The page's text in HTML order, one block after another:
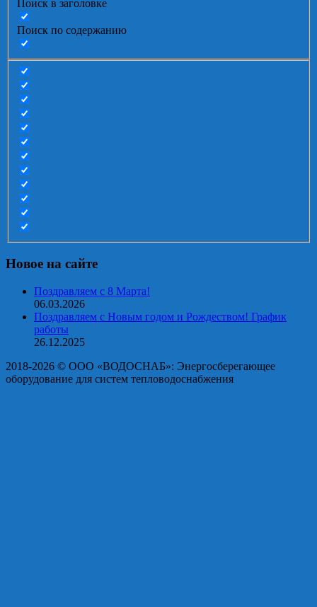
Поиск в заголовке
Поиск по содержанию
Новое на сайте
Поздравляем с 8 Марта!
06.03.2026
Поздравляем с Новым годом и Рождеством! График
работы
26.12.2025
2018-2026 © OOO «ВОДОСНАБ»: Энергосберегающее
оборудование для систем тепловодоснабжения